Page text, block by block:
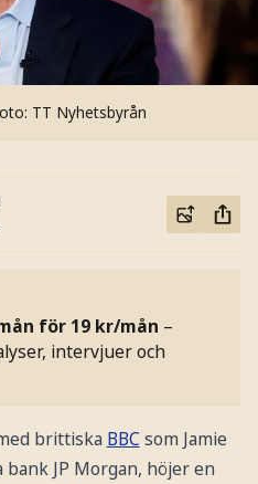
TT Nyhetsbyrån
för 19 kr/mån –
intervjuer och
brittiska BBC som Jamie
JP Morgan, höjer en